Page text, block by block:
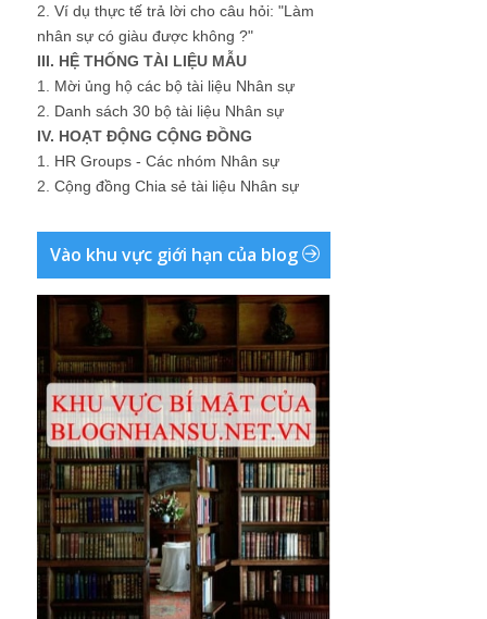
2. Ví dụ thực tế trả lời cho câu hỏi: "Làm
nhân sự có giàu được không ?"
III. HỆ THỐNG TÀI LIỆU MẪU
1. Mời ủng hộ các bộ tài liệu Nhân sự
2. Danh sách 30 bộ tài liệu Nhân sự
IV. HOẠT ĐỘNG CỘNG ĐỒNG
1. HR Groups - Các nhóm Nhân sự
2. Cộng đồng Chia sẻ tài liệu Nhân sự
Vào khu vực giới hạn của blog